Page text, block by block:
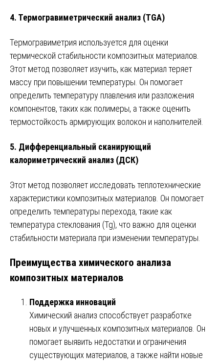
4. Термогравиметрический анализ (TGA)
Термогравиметрия используется для оценки
термической стабильности композитных материалов.
Этот метод позволяет изучить, как материал теряет
массу при повышении температуры. Он помогает
определить температуру плавления или разложения
компонентов, таких как полимеры, а также оценить
термостойкость армирующих волокон и наполнителей.
5. Дифференциальный сканирующий
калориметрический анализ (ДСК)
Этот метод позволяет исследовать теплотехнические
характеристики композитных материалов. Он помогает
определить температуры перехода, такие как
температура стеклования (Tg), что важно для оценки
стабильности материала при изменении температуры.
Преимущества химического анализа
композитных материалов
Поддержка инноваций
Химический анализ способствует разработке
новых и улучшенных композитных материалов. Он
помогает выявить недостатки и ограничения
существующих материалов, а также найти новые